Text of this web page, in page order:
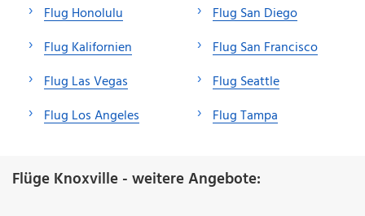
Flug Honolulu
Flug Kalifornien
Flug Las Vegas
Flug Los Angeles
Flug San Diego
Flug San Francisco
Flug Seattle
Flug Tampa
Flüge Knoxville - weitere Angebote: